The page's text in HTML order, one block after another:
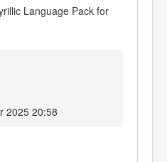
Language Pack for
2025 20:58